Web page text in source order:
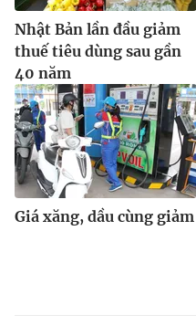
Nhật Bản lần đầu giảm
thuế tiêu dùng sau gần
40 năm
Giá xăng, dầu cùng giảm